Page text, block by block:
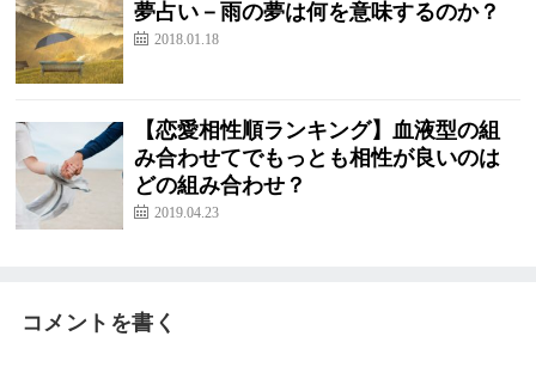
夢占い－雨の夢は何を意味するのか？
2018.01.18
【恋愛相性順ランキング】血液型の組
み合わせてでもっとも相性が良いのは
どの組み合わせ？
2019.04.23
コメントを書く